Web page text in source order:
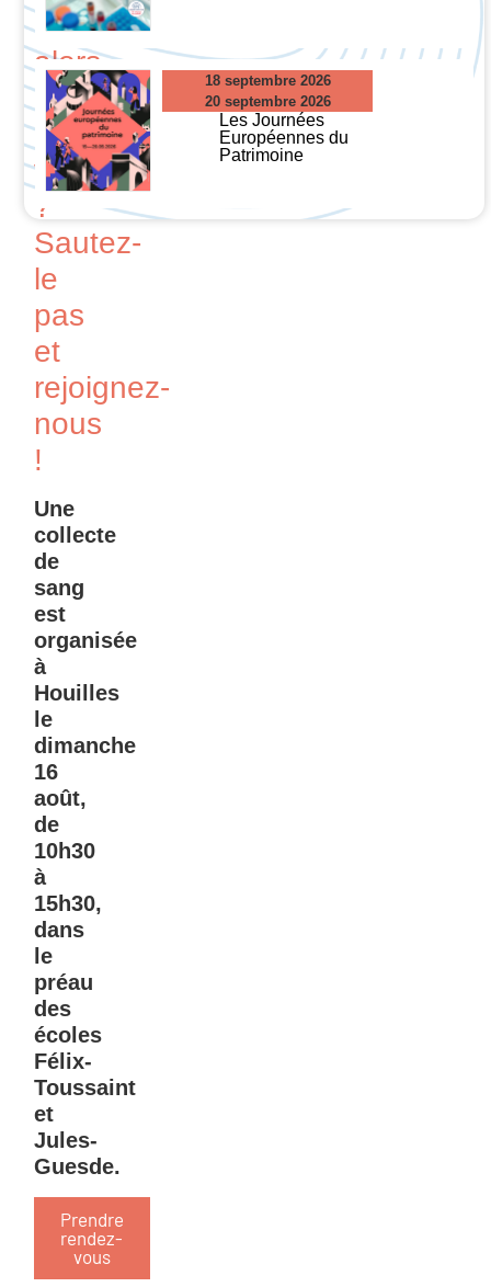
plaquettes
alors
pourquoi
pas
vous
?
Sautez-
le
pas
et
rejoignez-
nous
!
Une
collecte
de
sang
est
organisée
à
Houilles
le
dimanche
16
août,
de
10h30
à
15h30,
dans
le
préau
des
écoles
Félix-
Toussaint
et
Jules-
Guesde.
Prendre
rendez-
vous
18 septembre 2026
20 septembre 2026
Les Journées
Européennes du
Patrimoine